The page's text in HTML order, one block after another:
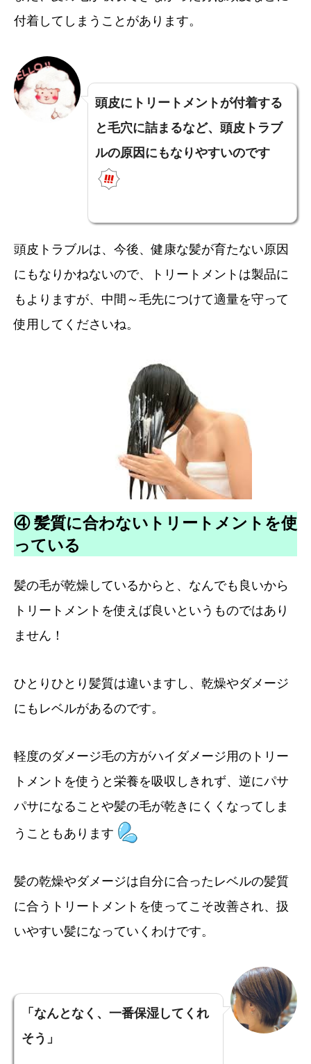
付着してしまうことがあります。
頭皮にトリートメントが付着する
と毛穴に詰まるなど、頭皮トラブ
ルの原因にもなりやすいのです
頭皮トラブルは、今後、健康な髪が育たない原因
にもなりかねないので、トリートメントは製品に
もよりますが、中間～毛先につけて適量を守って
使用してくださいね。
④ 髪質に合わないトリートメントを使
っている
髪の毛が乾燥しているからと、なんでも良いから
トリートメントを使えば良いというものではあり
ません！
ひとりひとり髪質は違いますし、乾燥やダメージ
にもレベルがあるのです。
軽度のダメージ毛の方がハイダメージ用のトリー
トメントを使うと栄養を吸収しきれず、逆にパサ
パサになることや髪の毛が乾きにくくなってしま
うこともあります
髪の乾燥やダメージは自分に合ったレベルの髪質
に合うトリートメントを使ってこそ改善され、扱
いやすい髪になっていくわけです。
「なんとなく、一番保湿してくれ
そう」